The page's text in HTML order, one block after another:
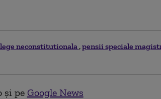
lege neconstitutionala pensii speciale
și pe Google News